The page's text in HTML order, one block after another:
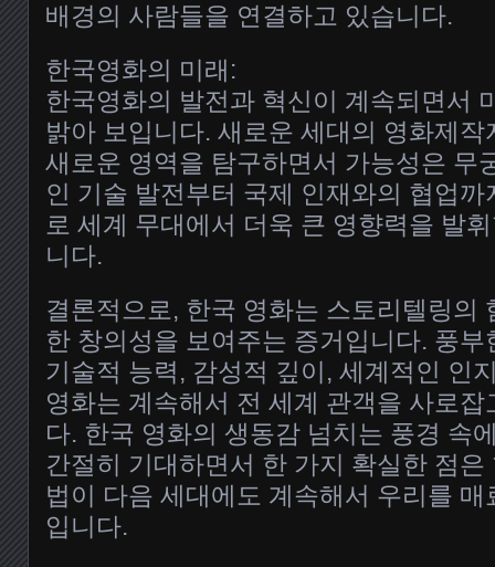
배경의 사람들을 연결하고 있습니다.
한국영화의 미래:
한국영화의 발전과 혁신이 계속되면서
밝아 보입니다. 새로운 세대의 영화제
새로운 영역을 탐구하면서 가능성은 무
인 기술 발전부터 국제 인재와의 협업
로 세계 무대에서 더욱 큰 영향력을 발
니다.
결론적으로, 한국 영화는 스토리텔링의
한 창의성을 보여주는 증거입니다. 풍
기술적 능력, 감성적 깊이, 세계적인 인
영화는 계속해서 전 세계 관객을 사로
다. 한국 영화의 생동감 넘치는 풍경 속
간절히 기대하면서 한 가지 확실한 점
법이 다음 세대에도 계속해서 우리를
입니다.